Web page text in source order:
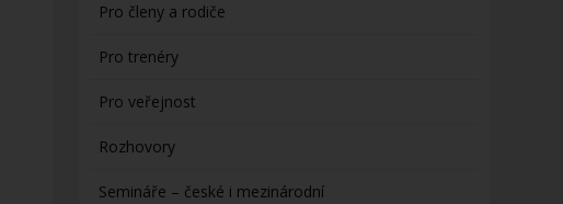
Pro členy a rodiče
Pro trenéry
Pro veřejnost
Rozhovory
Semináře – české i mezinárodní